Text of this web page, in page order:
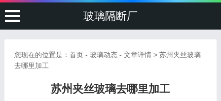
玻璃隔断厂
您现在的位置是： 首页- 玻璃动态- 文章详情 > 苏州夹丝玻璃
去哪里加工
苏州夹丝玻璃去哪里加工